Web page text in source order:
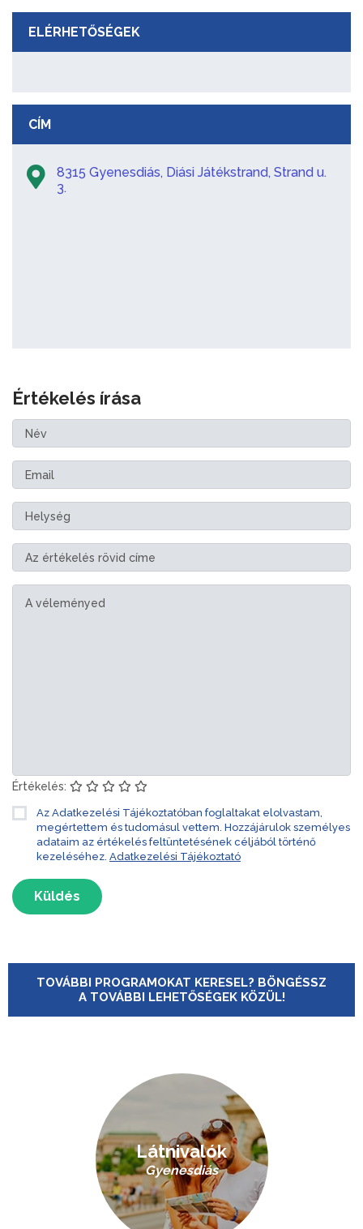
ELÉRHETŐSÉGEK
CÍM
8315 Gyenesdiás, Diási Játékstrand, Strand u.
3.
Értékelés írása
Értékelés:
Az Adatkezelési Tájékoztatóban foglaltakat elolvastam,
megértettem és tudomásul vettem. Hozzájárulok személyes
adataim az értékelés feltüntetésének céljából történő
kezeléséhez. Adatkezelési Tájékoztató
Küldés
TOVÁBBI PROGRAMOKAT KERESEL? BÖNGÉSSZ
A TOVÁBBI LEHETŐSÉGEK KÖZÜL!
Látnivalók
Gyenesdiás